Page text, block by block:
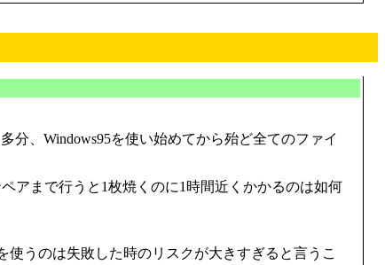
、Windows95を使い始めてから殆ど全てのファイ
アまで行うと1枚焼くのに1時間近くかかるのは如何
うのは失敗した時のリスクが大きすぎると言うこ